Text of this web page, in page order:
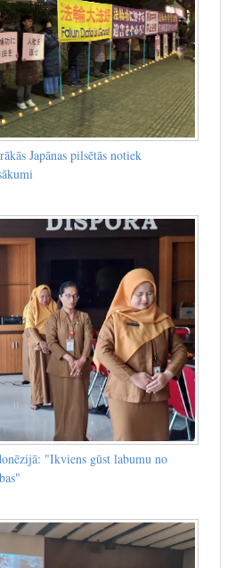
Japānas pilsētās notiek
"Ikviens gūst labumu no